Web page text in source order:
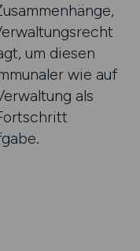
um diesen
wie auf
als